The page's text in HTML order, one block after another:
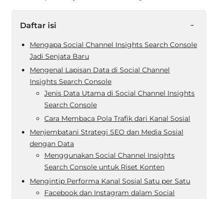
Daftar isi -
Mengapa Social Channel Insights Search Console
Jadi Senjata Baru
Mengenal Lapisan Data di Social Channel
Insights Search Console
Jenis Data Utama di Social Channel Insights
Search Console
Cara Membaca Pola Trafik dari Kanal Sosial
Menjembatani Strategi SEO dan Media Sosial
dengan Data
Menggunakan Social Channel Insights
Search Console untuk Riset Konten
Mengintip Performa Kanal Sosial Satu per Satu
Facebook dan Instagram dalam Social